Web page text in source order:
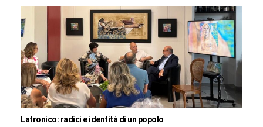
Latronico: radici e identità di un popolo